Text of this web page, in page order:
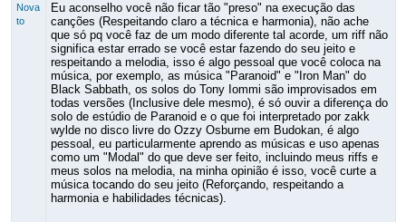
Nova
to
Eu aconselho você não ficar tão "preso" na execução das
canções (Respeitando claro a técnica e harmonia), não ache
que só pq você faz de um modo diferente tal acorde, um riff não
significa estar errado se você estar fazendo do seu jeito e
respeitando a melodia, isso é algo pessoal que você coloca na
música, por exemplo, as música "Paranoid" e "Iron Man" do
Black Sabbath, os solos do Tony Iommi são improvisados em
todas versões (Inclusive dele mesmo), é só ouvir a diferença do
solo de estúdio de Paranoid e o que foi interpretado por zakk
wylde no disco livre do Ozzy Osburne em Budokan, é algo
pessoal, eu particularmente aprendo as músicas e uso apenas
como um "Modal" do que deve ser feito, incluindo meus riffs e
meus solos na melodia, na minha opinião é isso, você curte a
música tocando do seu jeito (Reforçando, respeitando a
harmonia e habilidades técnicas).